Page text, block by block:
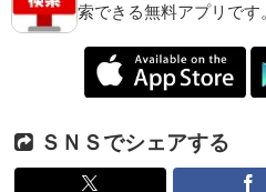
索できる無料アプリです
ＳＮＳでシェアする